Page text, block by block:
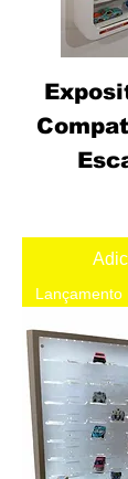
Lançamento